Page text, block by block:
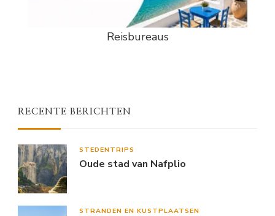
Reisbureaus
RECENTE BERICHTEN
STEDENTRIPS
Oude stad van Nafplio
STRANDEN EN KUSTPLAATSEN